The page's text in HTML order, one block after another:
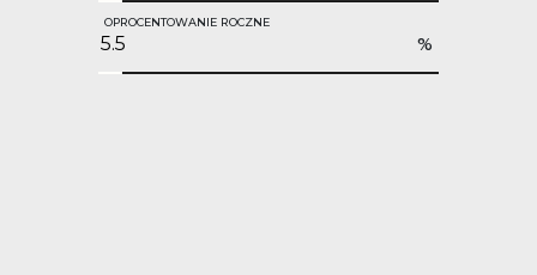
OPROCENTOWANIE ROCZNE
%